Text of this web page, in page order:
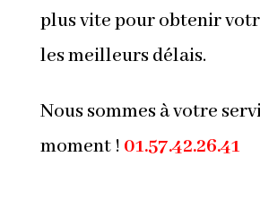
plus vite pour obtenir
les meilleurs délais.
Nous sommes à votre
moment ! 01.57.42.26.41